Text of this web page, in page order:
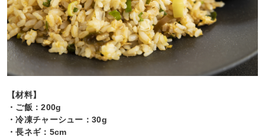
【材料】
・ご飯：200g
・冷凍チャーシュー：30g
・長ネギ：5cm